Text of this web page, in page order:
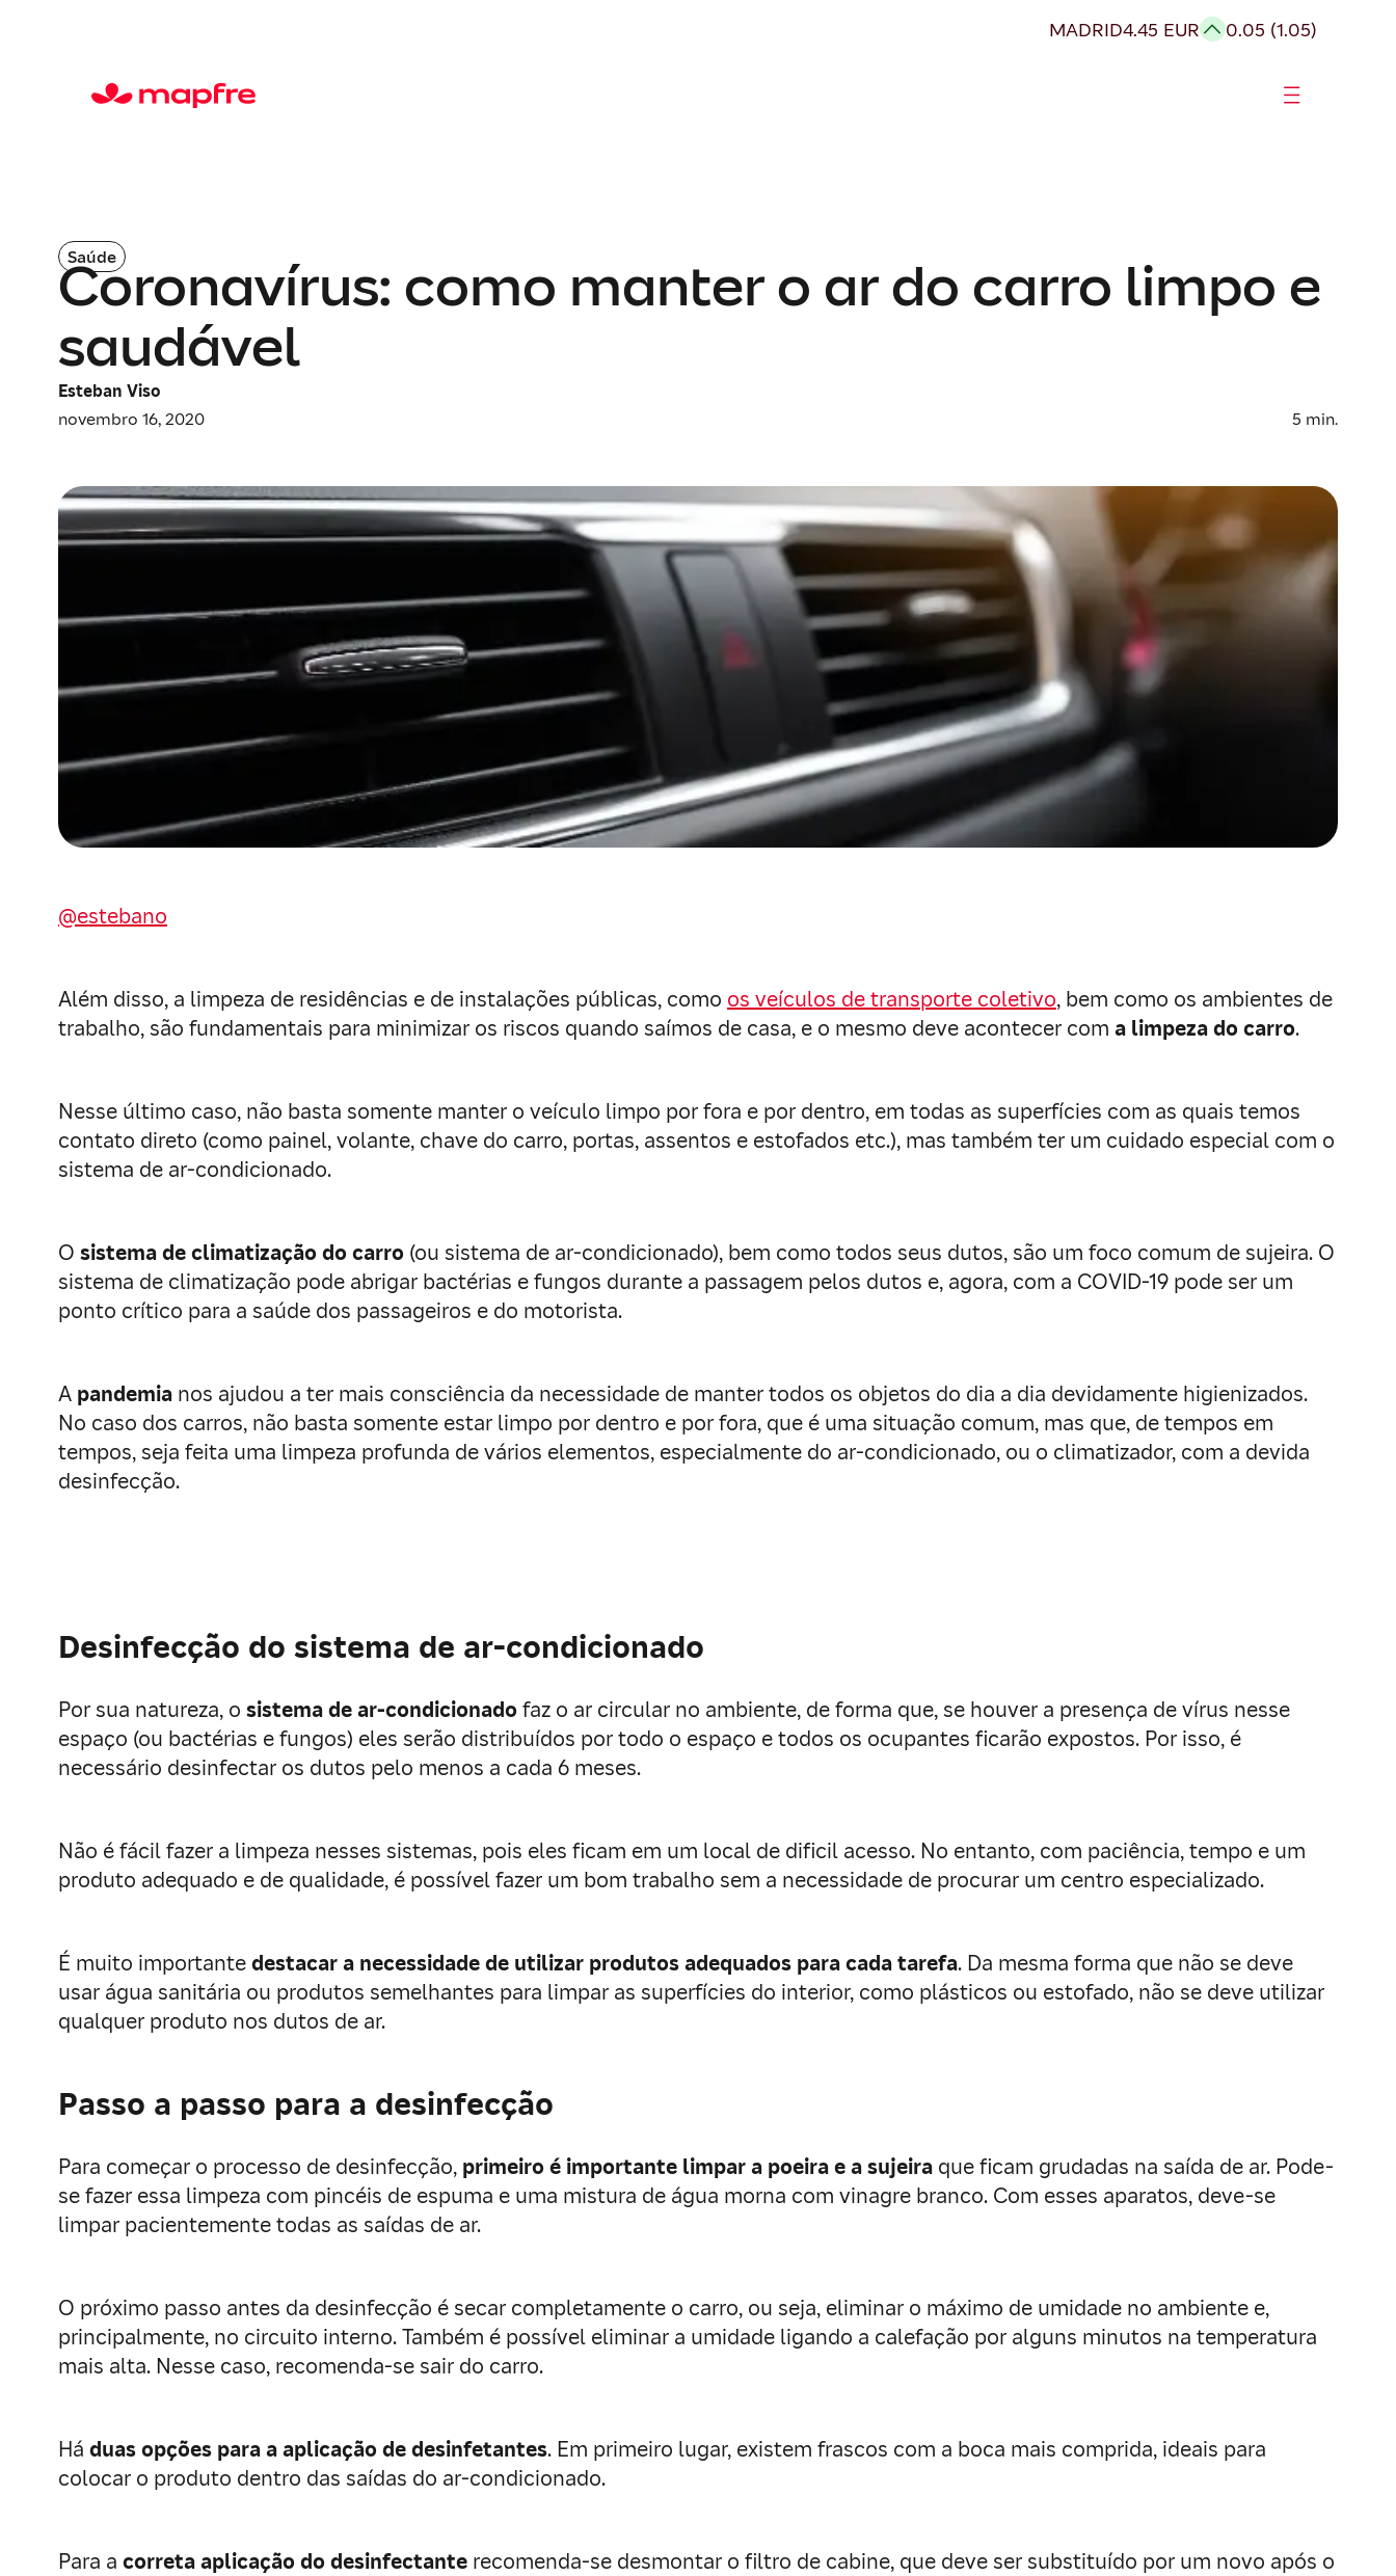
MADRID4.45 EUR 0.05 (1.05)
Saúde
Coronavírus: como manter o ar do carro limpo e
saudável
Esteban Viso
novembro 16, 2020
5 min.
@estebano
Além disso, a limpeza de residências e de instalações públicas, como os veículos de transporte coletivo, bem como os ambientes de
trabalho, são fundamentais para minimizar os riscos quando saímos de casa, e o mesmo deve acontecer com a limpeza do carro.
Nesse último caso, não basta somente manter o veículo limpo por fora e por dentro, em todas as superfícies com as quais temos
contato direto (como painel, volante, chave do carro, portas, assentos e estofados etc.), mas também ter um cuidado especial com o
sistema de ar-condicionado.
O sistema de climatização do carro (ou sistema de ar-condicionado), bem como todos seus dutos, são um foco comum de sujeira. O
sistema de climatização pode abrigar bactérias e fungos durante a passagem pelos dutos e, agora, com a COVID-19 pode ser um
ponto crítico para a saúde dos passageiros e do motorista.
A pandemia nos ajudou a ter mais consciência da necessidade de manter todos os objetos do dia a dia devidamente higienizados.
No caso dos carros, não basta somente estar limpo por dentro e por fora, que é uma situação comum, mas que, de tempos em
tempos, seja feita uma limpeza profunda de vários elementos, especialmente do ar-condicionado, ou o climatizador, com a devida
desinfecção.
Desinfecção do sistema de ar-condicionado
Por sua natureza, o sistema de ar-condicionadofaz o ar circular no ambiente, de forma que, se houver a presença de vírus nesse
espaço (ou bactérias e fungos) eles serão distribuídos por todo o espaço e todos os ocupantes ficarão expostos. Por isso, é
necessário desinfectar os dutos pelo menos a cada 6 meses.
Não é fácil fazer a limpeza nesses sistemas, pois eles ficam em um local de dificil acesso. No entanto, com paciência, tempo e um
produto adequado e de qualidade, é possível fazer um bom trabalho sem a necessidade de procurar um centro especializado.
É muito importantedestacar a necessidade de utilizar produtos adequados para cada tarefa. Da mesma forma que não se deve
usar água sanitária ou produtos semelhantes para limpar as superfícies do interior, como plásticos ou estofado, não se deve utilizar
qualquer produto nos dutos de ar.
Passo a passo para a desinfecção
Para começar o processo de desinfecção, primeiro é importante limpar a poeira e a sujeira que ficam grudadas na saída de ar. Pode-
se fazer essa limpeza com pincéis de espuma e uma mistura de água morna com vinagre branco. Com esses aparatos, deve-se
limpar pacientemente todas as saídas de ar.
O próximo passo antes da desinfecção é secar completamente o carro, ou seja, eliminar o máximo de umidade no ambiente e,
principalmente, no circuito interno. Também é possível eliminar a umidade ligando a calefação por alguns minutos na temperatura
mais alta. Nesse caso, recomenda-se sair do carro.
Há duas opções para a aplicação de desinfetantes. Em primeiro lugar, existem frascos com a boca mais comprida, ideais para
colocar o produto dentro das saídas do ar-condicionado.
Para a correta aplicação do desinfectante recomenda-se desmontar o filtro de cabine, que deve ser substituído por um novo após o